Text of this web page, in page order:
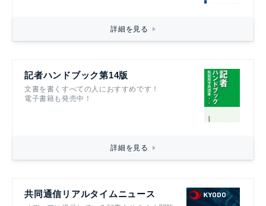
詳細を見る
記者ハンドブック第14版
文書を書くすべての人におすすめです！
電子書籍も発売中！
詳細を見る
共同通信リアルタイムニュース